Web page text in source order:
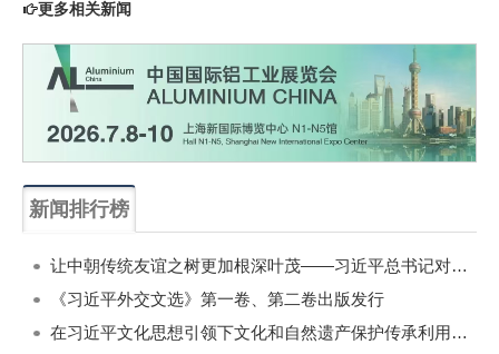
更多相关新闻
新闻排行榜
让中朝传统友谊之树更加根深叶茂——习近平总书记对朝鲜进行国事访问纪实
《习近平外交文选》第一卷、第二卷出版发行
在习近平文化思想引领下文化和自然遗产保护传承利用工作开创新局面